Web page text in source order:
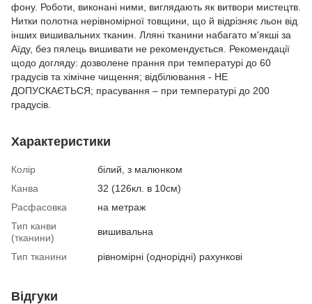
фону. Роботи, виконані ними, виглядають як витвори мистецтв.
Нитки полотна нерівномірної товщини, що й відрізняє льон від
інших вишивальних тканин. Лляні тканини набагато м'якші за
Аїду, без пялець вишивати не рекомендується. Рекомендації
щодо догляду: дозволене прання при температурі до 60
градусів та хімічне чищення; відбілювання - НЕ
ДОПУСКАЄТЬСЯ; прасування – при температурі до 200
градусів.
Характеристики
Колір
білий, з малюнком
Канва
32 (126кл. в 10см)
Расфасовка
на метраж
Тип канви
(тканини)
вишивальна
Тип тканини рівномірні (однорідні) рахункові
Відгуки